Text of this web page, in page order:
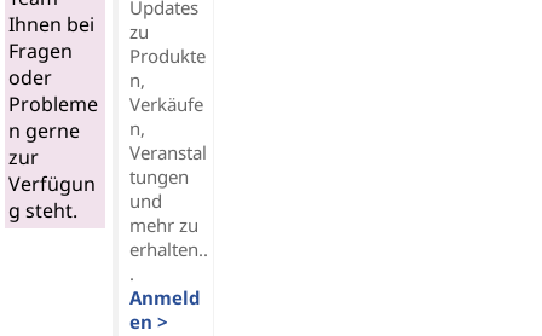
Ihnen bei
Fragen
oder
Probleme
n gerne
zur
Verfügun
g steht.
Updates
zu
Produkte
n,
Verkäufe
n,
Veranstal
tungen
und
mehr zu
erhalten..
.
Anmeld
en >